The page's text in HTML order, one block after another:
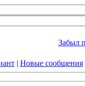
Забыл
| Новые сообщения